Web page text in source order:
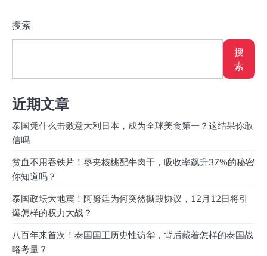
搜索
搜
索
近期文章
泰国凭什么击败意大利日本，成为全球美食第一？这结果你敢
信吗
贫血不用吞铁片！枣夹核桃配牛肉干，吸收率飙升37%的秘密
你知道吗？
泰国政坛大地震！阿努廷为何突然撕毁协议，12月12日将引
爆怎样的权力大战？
八百年来首次！泰国国王历史性访华，背后藏着怎样的泰国战
略考量？